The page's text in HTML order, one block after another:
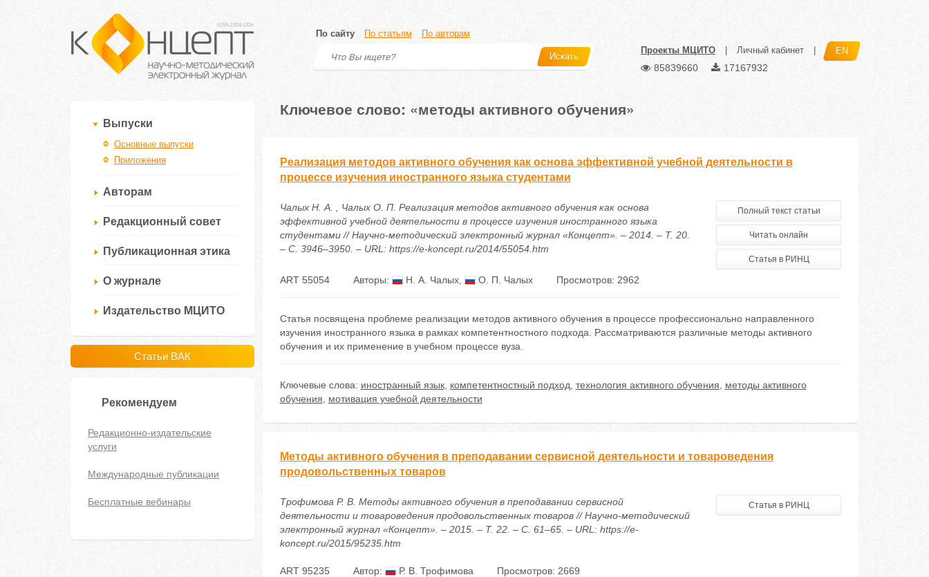
По сайту По статьям По авторам
Искать
Проекты МЦИТО Личный кабинет EN
85839660 17167932
Выпуски
Основные выпуски
Приложения
Авторам
Редакционный совет
Публикационная этика
О журнале
Издательство МЦИТО
Статьи ВАК
Рекомендуем
Редакционно-издательские
услуги
Международные публикации
Бесплатные вебинары
Ключевое слово: «методы активного обучения»
Реализация методов активного обучения как основа эффективной учебной деятельности в
процессе изучения иностранного языка студентами
Чалых Н. А. , Чалых О. П. Реализация методов активного обучения как основа
эффективной учебной деятельности в процессе изучения иностранного языка
студентами // Научно-методический электронный журнал «Концепт». – 2014. – Т. 20.
– С. 3946–3950. – URL: https://e-koncept.ru/2014/55054.htm
Полный текст статьи
Читать онлайн
Статья в РИНЦ
ART 55054 Авторы: Н. А. Чалых, О. П. Чалых Просмотров: 2962
Статья посвящена проблеме реализации методов активного обучения в процессе профессионально направленного
изучения иностранного языка в рамках компетентностного подхода. Рассматриваются различные методы активного
обучения и их применение в учебном процессе вуза.
Ключевые слова: иностранный язык, компетентностный подход технология активного обучения
методы активного
обучения
мотивация учебной деятельности
Методы активного обучения в преподавании сервисной деятельности и товароведения
продовольственных товаров
Трофимова Р. В. Методы активного обучения в преподавании сервисной
деятельности и товароведения продовольственных товаров // Научно-методический
электронный журнал «Концепт». – 2015. – Т. 22. – С. 61–65. – URL: https://e-
koncept.ru/2015/95235.htm
Статья в РИНЦ
ART 95235 Автор: Р. В. Трофимова Просмотров: 2669